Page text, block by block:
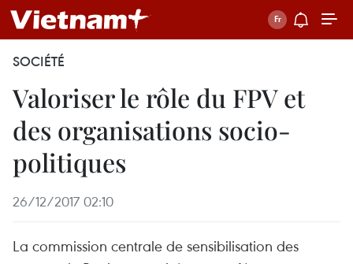
SOCIÉTÉ
Valoriser le rôle du FPV et
des organisations socio-
politiques
26/12/2017 02:10
La commission centrale de sensibilisation des